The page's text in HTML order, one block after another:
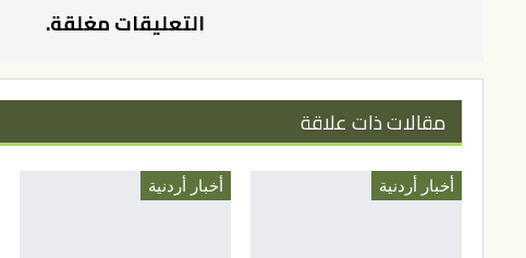
التعليقات مغلقة.
مقالات ذات علاقة
أخبار أردنية أخبار أردنية